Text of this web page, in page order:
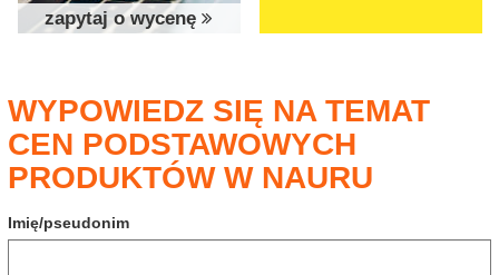
zapytaj o wycenę
WYPOWIEDZ SIĘ NA TEMAT
CEN PODSTAWOWYCH
PRODUKTÓW W NAURU
Imię/pseudonim